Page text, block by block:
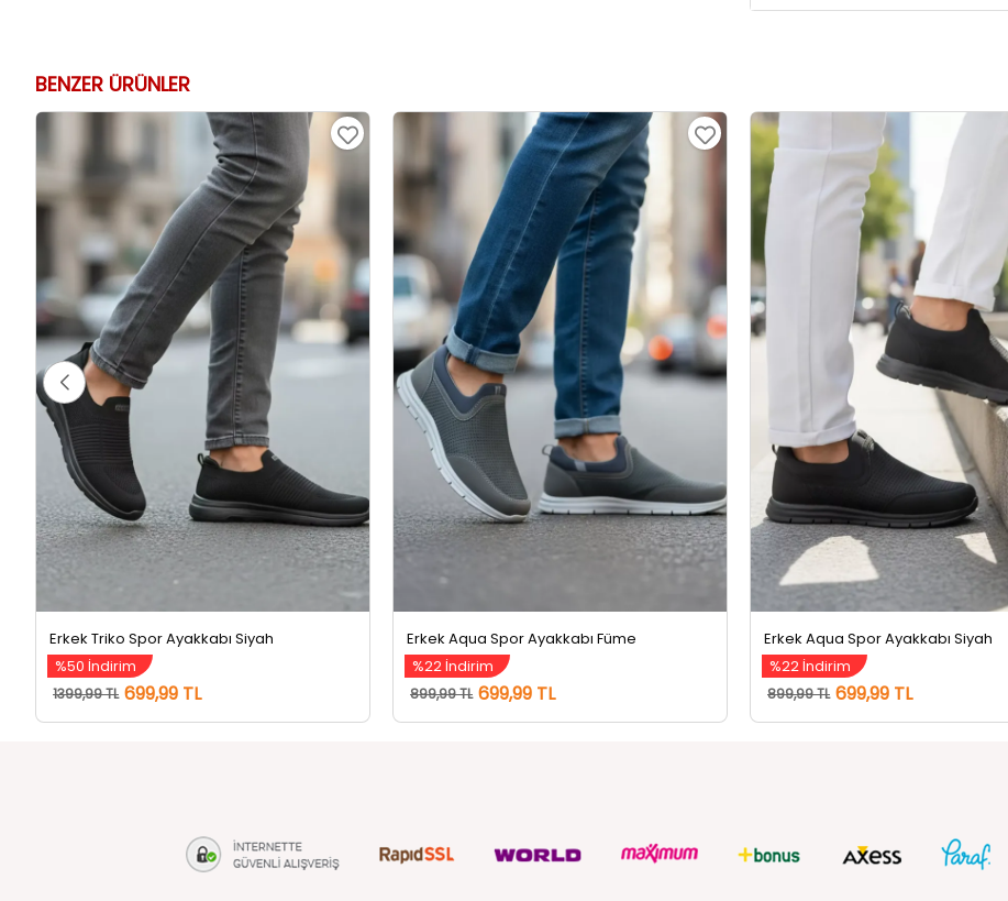
Erkek Triko Spor Ayakkabı Siyah
%50 İndirim
1399,99 TL 699,99 TL
Erkek Aqua Spor Ayakkabı Füme
%22 İndirim
899,99 TL 699,99 TL
Erkek Aqua Spor Ayakkabı Siyah
%22 İndirim
899,99 TL 699,99 TL